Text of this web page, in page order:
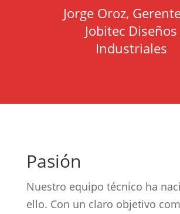
Jorge Oroz,
Jobitec Diseños
Industriales
Pasión
Nuestro equipo técnico ha
ello. Con un claro objetivo